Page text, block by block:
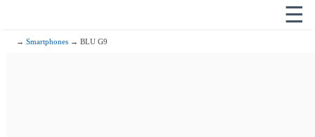
☰
→Smartphones → BLU G9